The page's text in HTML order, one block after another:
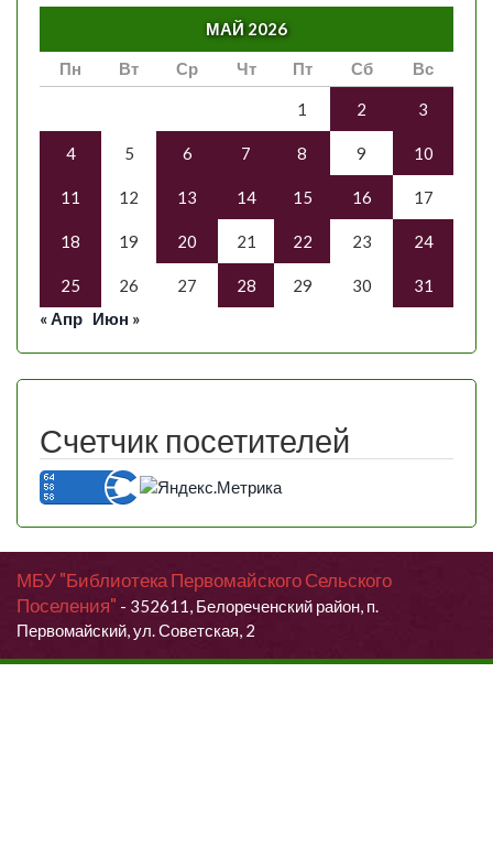
МАЙ 2026
Пн
Вт Ср Чт Пт Сб Вс
1 2 3
4 5 6 7 8 9 10
11 12 13 14 15 16 17
18 19 20 21 22 23 24
25 26 27 28 29 30
31
« Апр Июн »
Счетчик посетителей
МБУ "Библиотека Первомайского Сельского
Поселения" - 352611, Белореченский район, п.
Первомайский, ул. Советская, 2